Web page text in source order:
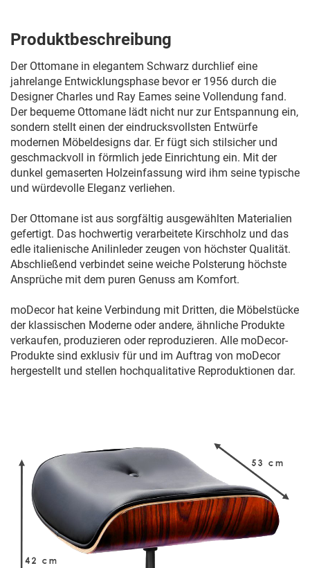
Produktbeschreibung
Der Ottomane in elegantem Schwarz durchlief eine
jahrelange Entwicklungsphase bevor er 1956 durch die
Designer Charles und Ray Eames seine Vollendung fand.
Der bequeme Ottomane lädt nicht nur zur Entspannung ein,
sondern stellt einen der eindrucksvollsten Entwürfe
modernen Möbeldesigns dar. Er fügt sich stilsicher und
geschmackvoll in förmlich jede Einrichtung ein. Mit der
dunkel gemaserten Holzeinfassung wird ihm seine typische
und würdevolle Eleganz verliehen.
Der Ottomane ist aus sorgfältig ausgewählten Materialien
gefertigt. Das hochwertig verarbeitete Kirschholz und das
edle italienische Anilinleder zeugen von höchster Qualität.
Abschließend verbindet seine weiche Polsterung höchste
Ansprüche mit dem puren Genuss am Komfort.
moDecor hat keine Verbindung mit Dritten, die Möbelstücke
der klassischen Moderne oder andere, ähnliche Produkte
verkaufen, produzieren oder reproduzieren. Alle moDecor-
Produkte sind exklusiv für und im Auftrag von moDecor
hergestellt und stellen hochqualitative Reproduktionen dar.